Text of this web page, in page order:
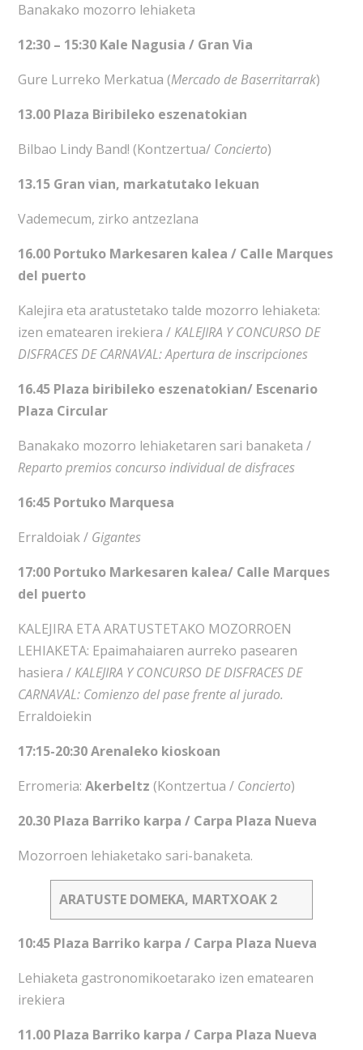
Banakako mozorro lehiaketa
12:30 – 15:30 Kale Nagusia / Gran Via
Gure Lurreko Merkatua (Mercado de Baserritarrak)
13.00 Plaza Biribileko eszenatokian
Bilbao Lindy Band! (Kontzertua/ Concierto)
13.15 Gran vian, markatutako lekuan
Vademecum, zirko antzezlana
16.00 Portuko Markesaren kalea / Calle Marques
del puerto
Kalejira eta aratustetako talde mozorro lehiaketa:
izen ematearen irekiera / KALEJIRA Y CONCURSO DE
DISFRACES DE CARNAVAL:Apertura de inscripciones
16.45 Plaza biribileko eszenatokian/ Escenario
Plaza Circular
Banakako mozorro lehiaketaren sari banaketa /
Reparto premios concurso individual de disfraces
16:45 Portuko Marquesa
Erraldoiak / Gigantes
17:00 Portuko Markesaren kalea/ Calle Marques
del puerto
KALEJIRA ETA ARATUSTETAKO MOZORROEN
LEHIAKETA: Epaimahaiaren aurreko pasearen
hasiera / KALEJIRA Y CONCURSO DE DISFRACES DE
CARNAVAL: Comienzo del pase frente al jurado.
Erraldoiekin
17:15-20:30 Arenaleko kioskoan
Erromeria: Akerbeltz (Kontzertua / Concierto)
20.30 Plaza Barriko karpa / Carpa Plaza Nueva
Mozorroen lehiaketako sari-banaketa.
ARATUSTE DOMEKA, MARTXOAK 2
10:45 Plaza Barriko karpa / Carpa Plaza Nueva
Lehiaketa gastronomikoetarako izen ematearen
irekiera
11.00 Plaza Barriko karpa / Carpa Plaza Nueva